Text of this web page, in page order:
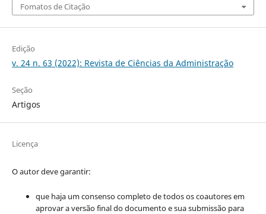
Fomatos de Citação
Edição
v. 24 n. 63 (2022): Revista de Ciências da Administração
Seção
Artigos
Licença
O autor deve garantir:
que haja um consenso completo de todos os coautores em
aprovar a versão final do documento e sua submissão para